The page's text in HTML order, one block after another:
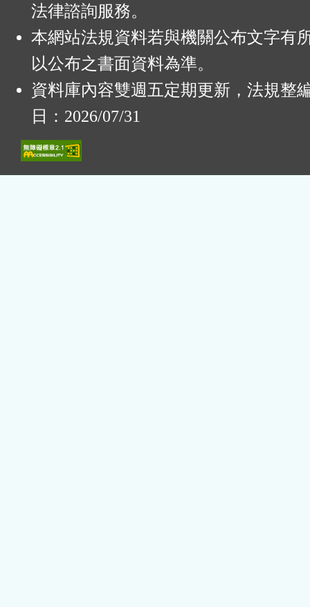
法律諮詢服務。
本網站法規資料若與機關公布文字有
以公布之書面資料為準。
資料庫內容雙週五定期更新，法規整
日：2026/07/31